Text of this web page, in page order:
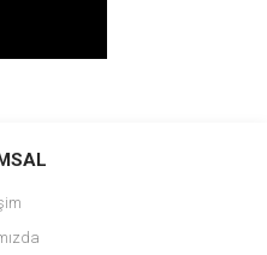
siz yapın!
görüntülenemiyor.